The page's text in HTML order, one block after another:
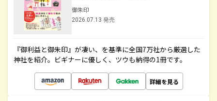
御朱印
2026.07.13 発売
『御利益と御朱印』が凄い、を基準に全国7万社から厳選した
神社を紹介。ビギナーに優しく、ツウも納得の1冊です。
詳細を見る